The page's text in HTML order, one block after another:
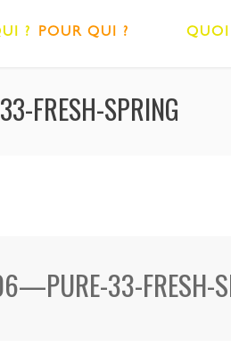
? POUR QUI ? QUOI
FRESH-SPRING
33-FRESH-